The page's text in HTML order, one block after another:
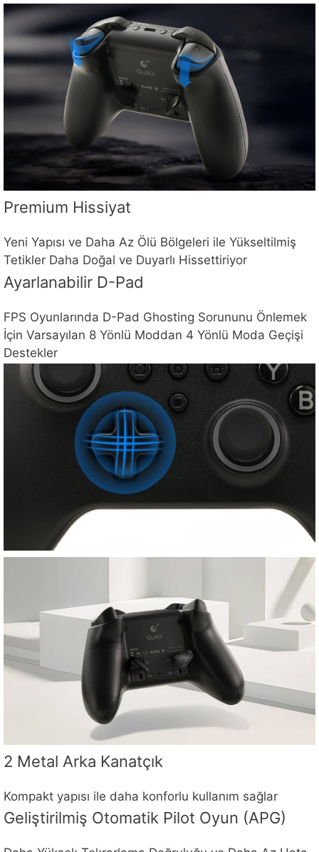
Premium Hissiyat
Yeni Yapısı ve Daha Az Ölü Bölgeleri ile Yükseltilmiş
Tetikler Daha Doğal ve Duyarlı Hissettiriyor
Ayarlanabilir D-Pad
FPS Oyunlarında D-Pad Ghosting Sorununu Önlemek
İçin Varsayılan 8 Yönlü Moddan 4 Yönlü Moda Geçişi
Destekler
2 Metal Arka Kanatçık
Kompakt yapısı ile daha konforlu kullanım sağlar
Geliştirilmiş Otomatik Pilot Oyun (APG)